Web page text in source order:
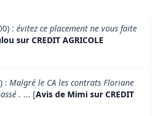
: évitez ce placement ne vous faite
sur CREDIT AGRICOLE
: Malgré le CA les contrats Floriane
. ... [Avis de Mimi sur CREDIT